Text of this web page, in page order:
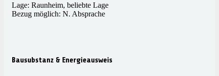
Lage: Raunheim, beliebte Lage
Bezug möglich: N. Absprache
Bausubstanz & Energieausweis